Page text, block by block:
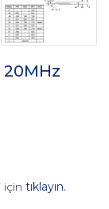
20MHz
için tıklayın.